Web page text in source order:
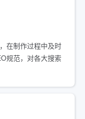
在制作过程中及时
规范，对各大搜索